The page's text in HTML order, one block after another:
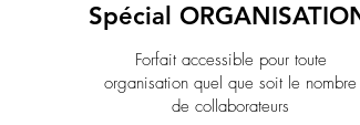
Spécial
Forfait accessible pour toute
organisation quel que soit le nombre
de collaborateurs